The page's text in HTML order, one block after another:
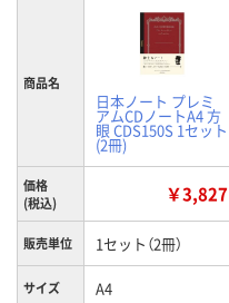
商品名
日本ノート プレミ
アムCDノートA4 方
眼 CDS150S 1セット
(2冊)
価格
(税込)
￥3,827
販売単位 1セット（2冊）
サイズ A4